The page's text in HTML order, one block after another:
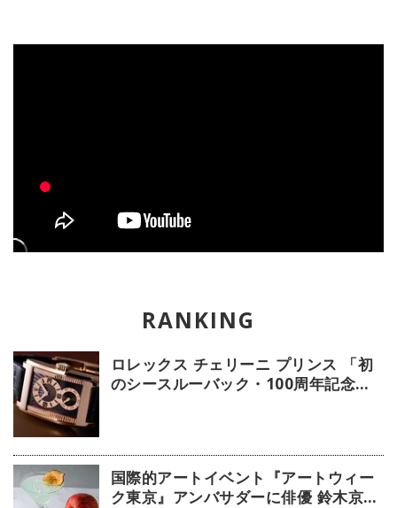
ロレックス チェリーニ プリンス 「初
のシースルーバック・100周年記念モ
国際的アートイベント『アートウィー
ク東京』アンバサダーに俳優 鈴木京香